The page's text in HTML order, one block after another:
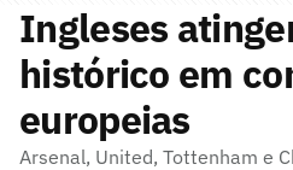
Ingleses
histórico em
europeias
Arsenal, United, Tottenham e